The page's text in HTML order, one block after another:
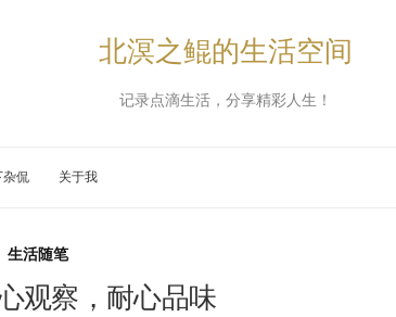
北溟之鲲的生活空间
记录点滴生活，分享精彩人生！
杂侃 关于我
生活随笔
观察，耐心品味